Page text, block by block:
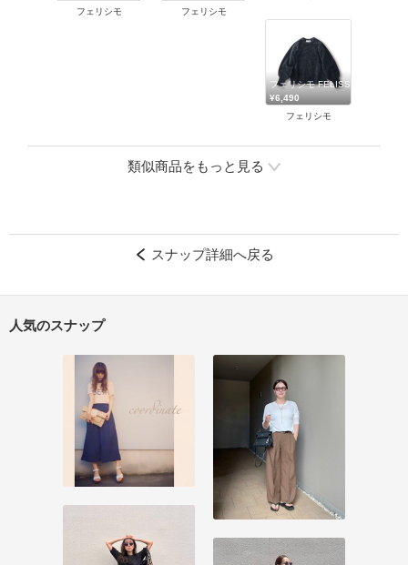
フェリシモ
フェリシモ
フェリシモ FELISSIMO
¥6,490
フェリシモ
類似商品をもっと見る
スナップ詳細へ戻る
人気のスナップ